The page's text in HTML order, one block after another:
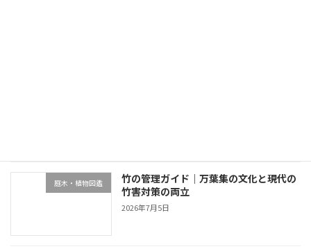
庭木・植物図鑑
竹の管理ガイド｜万葉集の文化と現代の
竹害対策の両立
2026年7月5日